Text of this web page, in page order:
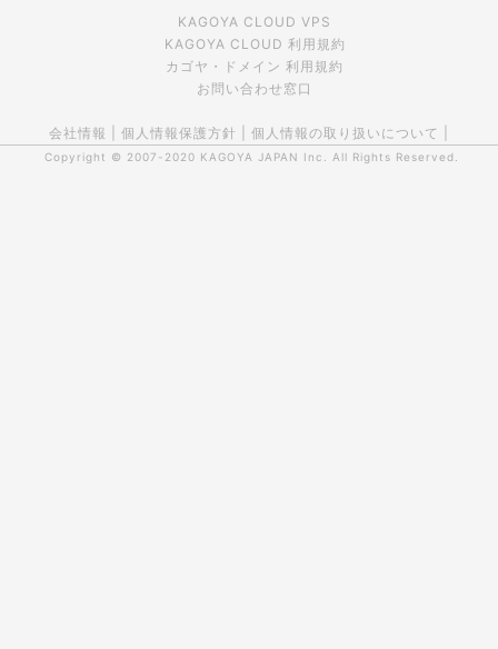
KAGOYA CLOUD VPS
KAGOYA CLOUD 利用規約
カゴヤ・ドメイン 利用規約
お問い合わせ窓口
会社情報 個人情報保護方針 個人情報の取り扱いについて
Copyright © 2007-2020 KAGOYA JAPAN Inc. All Rights Reserved.